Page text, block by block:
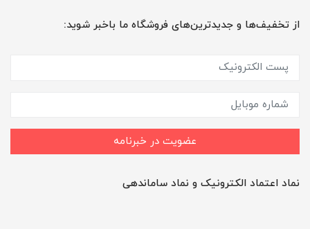
از تخفیف‌ها و جدیدترین‌های فروشگاه ما باخبر شوید:
عضویت در خبرنامه
نماد اعتماد الکترونیک و نماد ساماندهی